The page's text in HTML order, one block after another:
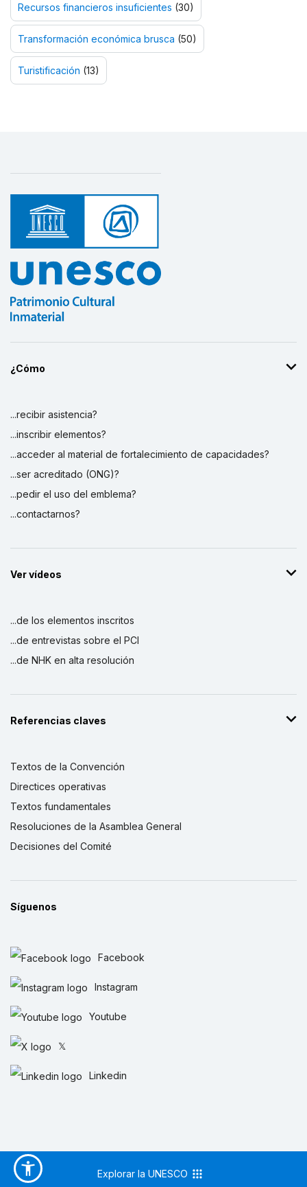
Recursos financieros insuficientes (30)
Transformación económica brusca (50)
Turistificación (13)
¿Cómo
...recibir asistencia?
...inscribir elementos?
...acceder al material de fortalecimiento de capacidades?
...ser acreditado (ONG)?
...pedir el uso del emblema?
...contactarnos?
Ver vídeos
...de los elementos inscritos
...de entrevistas sobre el PCI
...de NHK en alta resolución
Referencias claves
Textos de la Convención
Directices operativas
Textos fundamentales
Resoluciones de la Asamblea General
Decisiones del Comité
Síguenos
Facebook
Instagram
Youtube
𝕏
Linkedin
Explorar la UNESCO